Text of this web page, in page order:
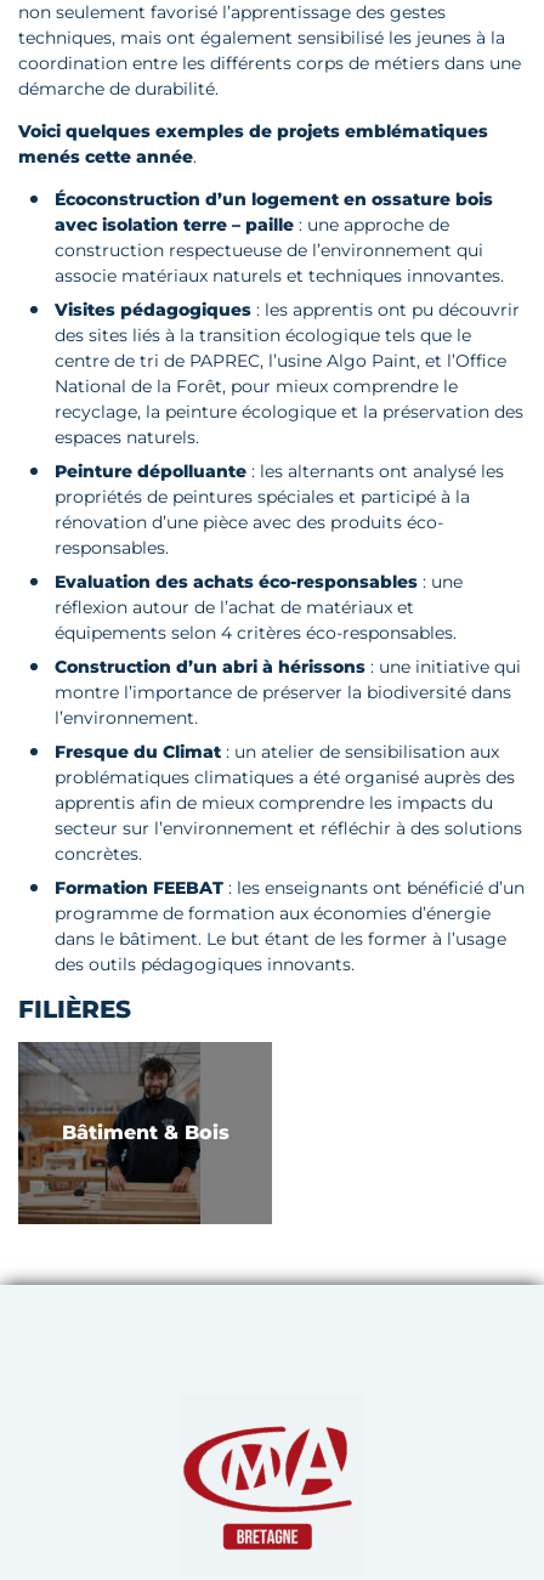
non seulement favorisé l’apprentissage des gestes
techniques, mais ont également sensibilisé les jeunes à la
coordination entre les différents corps de métiers dans une
démarche de durabilité.
Voici quelques exemples de projets emblématiques
menés cette année.
Écoconstruction d’un logement en ossature bois
avec isolation terre – paille : une approche de
construction respectueuse de l’environnement qui
associe matériaux naturels et techniques innovantes.
Visites pédagogiques : les apprentis ont pu découvrir
des sites liés à la transition écologique tels que le
centre de tri de PAPREC, l’usine Algo Paint, et l’Office
National de la Forêt, pour mieux comprendre le
recyclage, la peinture écologique et la préservation des
espaces naturels.
Peinture dépolluante : les alternants ont analysé les
propriétés de peintures spéciales et participé à la
rénovation d’une pièce avec des produits éco-
responsables.
Evaluation des achats éco-responsables : une
réflexion autour de l’achat de matériaux et
équipements selon 4 critères éco-responsables.
Construction d’un abri à hérissons : une initiative qui
montre l’importance de préserver la biodiversité dans
l’environnement.
Fresque du Climat : un atelier de sensibilisation aux
problématiques climatiques a été organisé auprès des
apprentis afin de mieux comprendre les impacts du
secteur sur l’environnement et réfléchir à des solutions
concrètes.
Formation FEEBAT : les enseignants ont bénéficié d’un
programme de formation aux économies d’énergie
dans le bâtiment. Le but étant de les former à l’usage
des outils pédagogiques innovants.
FILIÈRES
Bâtiment & Bois
Chambre de Métiers et